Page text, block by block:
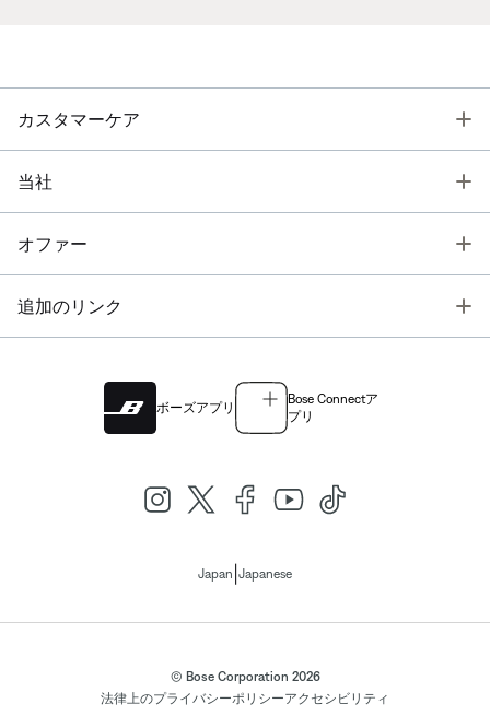
カスタマーケア
当社
オファー
追加のリンク
ボーズアプリ
Bose Connectア
プリ
Japan Japanese
© Bose Corporation 2026
法律上のプライバシーポリシーアクセシビリティ